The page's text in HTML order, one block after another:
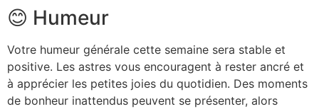
😊 Humeur
Votre humeur générale cette semaine sera stable et
positive. Les astres vous encouragent à rester ancré et
à apprécier les petites joies du quotidien. Des moments
de bonheur inattendus peuvent se présenter, alors